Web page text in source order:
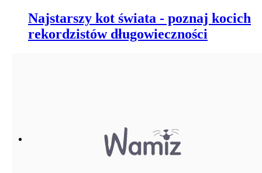
Najstarszy kot świata - poznaj kocich
rekordzistów długowieczności